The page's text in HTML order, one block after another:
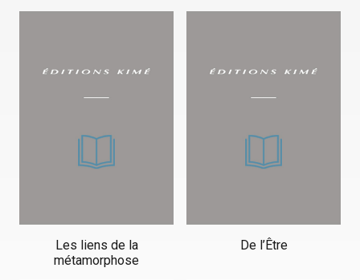
Les liens de la
métamorphose
De l’Être